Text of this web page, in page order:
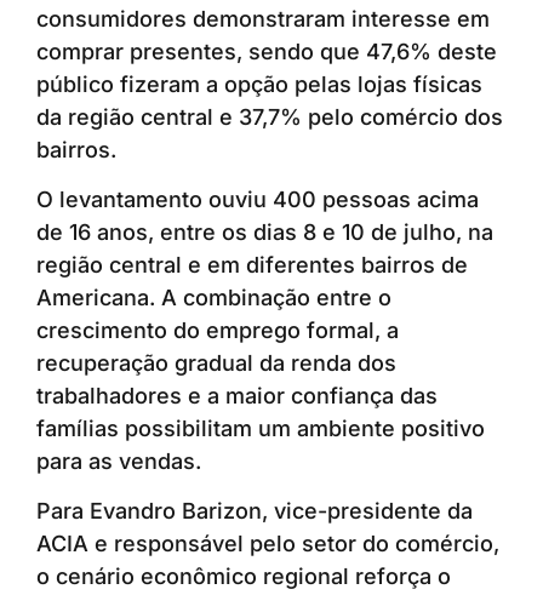
consumidores demonstraram interesse em
comprar presentes, sendo que 47,6% deste
público fizeram a opção pelas lojas físicas
da região central e 37,7% pelo comércio dos
bairros.
O levantamento ouviu 400 pessoas acima
de 16 anos, entre os dias 8 e 10 de julho, na
região central e em diferentes bairros de
Americana. A combinação entre o
crescimento do emprego formal, a
recuperação gradual da renda dos
trabalhadores e a maior confiança das
famílias possibilitam um ambiente positivo
para as vendas.
Para Evandro Barizon, vice-presidente da
ACIA e responsável pelo setor do comércio,
o cenário econômico regional reforça o